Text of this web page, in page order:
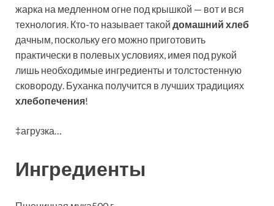
жарка на медленном огне под крышкой — вот и вся
технология. Кто-то называет такой домашний хлеб
дачным, поскольку его можно приготовить
практически в полевых условиях, имея под рукой
лишь необходимые ингредиенты и толстостенную
сковороду. Буханка получится в лучших традициях
хлебопечения!
‡агрузка…
Ингредиенты